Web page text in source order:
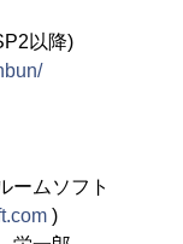
以降)
ムソフト
)